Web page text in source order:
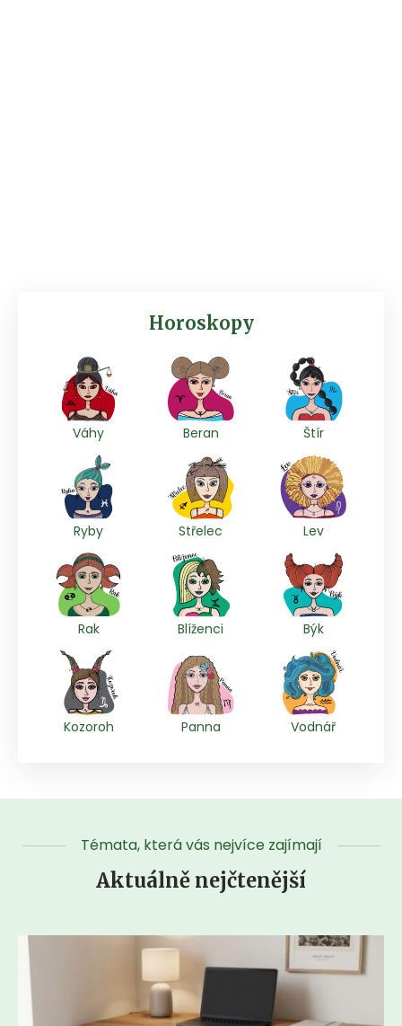
Horoskopy
Váhy Beran Štír
Ryby Střelec Lev
Rak Blíženci Býk
Kozoroh Panna Vodnář
Témata, která vás nejvíce zajímají
Aktuálně nejčtenější